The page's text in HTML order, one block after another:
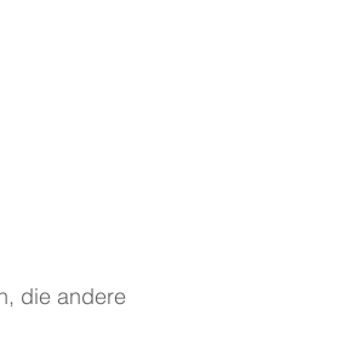
die andere